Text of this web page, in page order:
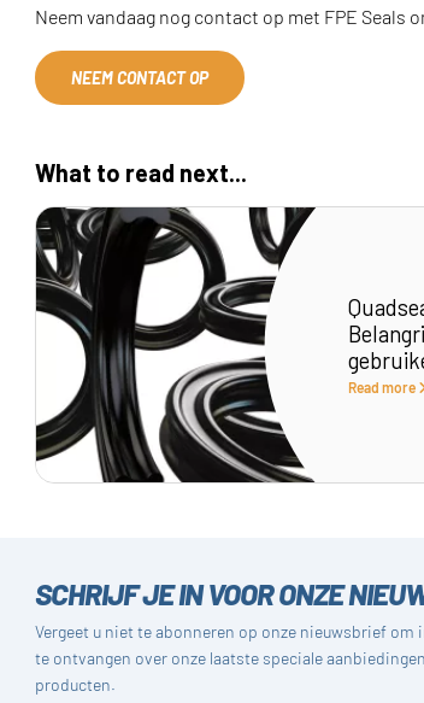
Neem vandaag nog contact op met FPE
NEEM CONTACT OP
What to read next...
Read more
SCHRIJF JE IN VOOR ONZE
Vergeet u niet te abonneren op onze nieuwsbrief om
te ontvangen over onze laatste speciale
producten.